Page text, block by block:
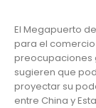
El Megapuerto
para el
preocupaciones
sugieren que
proyectar su
entre China y